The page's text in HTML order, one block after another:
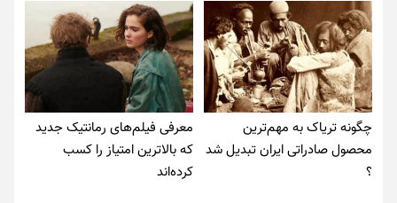
چگونه تریاک به مهم‌ترین
محصول صادراتی ایران تبدیل شد
؟
معرفی فیلم‌های رمانتیک جدید
که بالاترین امتیاز را کسب
کرده‌اند